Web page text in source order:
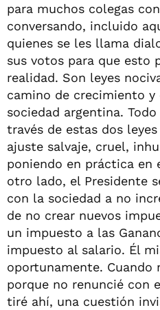
para muchos colegas
conversando, incluido
quienes se les llama
sus votos para que esto
realidad. Son leyes
camino de crecimiento
sociedad argentina.
través de estas dos
ajuste salvaje, cruel,
poniendo en práctica en
otro lado, el Presidente
con la sociedad a no
de no crear nuevos
un impuesto a las
impuesto al salario. Él
oportunamente.
porque no renuncié con
tiré ahí, una cuestión